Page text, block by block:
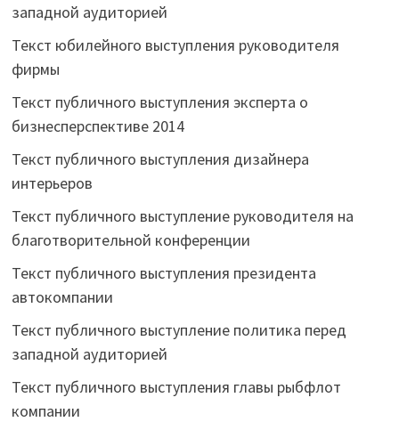
западной аудиторией
Текст юбилейного выступления руководителя
фирмы
Текст публичного выступления эксперта о
бизнесперспективе 2014
Текст публичного выступления дизайнера
интерьеров
Текст публичного выступление руководителя на
благотворительной конференции
Текст публичного выступления президента
автокомпании
Текст публичного выступление политика перед
западной аудиторией
Текст публичного выступления главы рыбфлот
компании